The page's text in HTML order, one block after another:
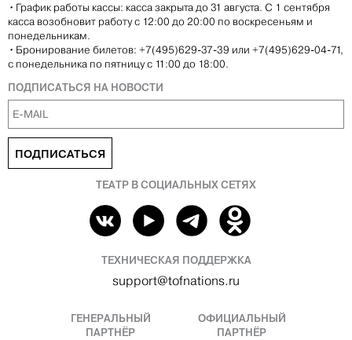
• График работы кассы: касса закрыта до 31 августа. С 1 сентября
касса возобновит работу с 12:00 до 20:00 по воскресеньям и
понедельникам.
• Бронирование билетов: +7(495)629-37-39 или +7(495)629-04-71,
с понедельника по пятницу с 11:00 до 18:00.
ПОДПИСАТЬСЯ НА НОВОСТИ
ПОДПИСАТЬСЯ
ТЕАТР В СОЦИАЛЬНЫХ СЕТЯХ
ТЕХНИЧЕСКАЯ ПОДДЕРЖКА
support@tofnations.ru
ГЕНЕРАЛЬНЫЙ
ПАРТНЁР
ОФИЦИАЛЬНЫЙ
ПАРТНЁР